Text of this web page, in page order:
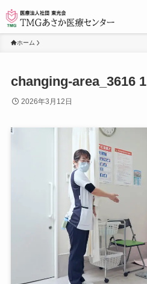
ホーム
changing-area_3616 1
2026年3月12日